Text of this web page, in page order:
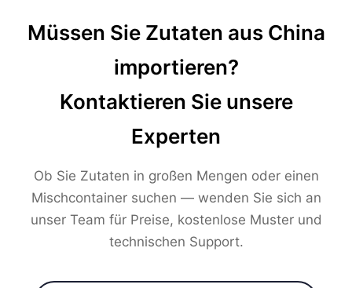
Müssen Sie Zutaten aus China
importieren?
Kontaktieren Sie unsere
Experten
Ob Sie Zutaten in großen Mengen oder einen
Mischcontainer suchen — wenden Sie sich an
unser Team für Preise, kostenlose Muster und
technischen Support.